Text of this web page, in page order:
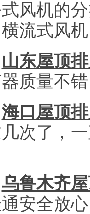
风机的
流式风机
山东屋顶
质量不
海口屋顶
次了，
乌鲁木齐
安全放